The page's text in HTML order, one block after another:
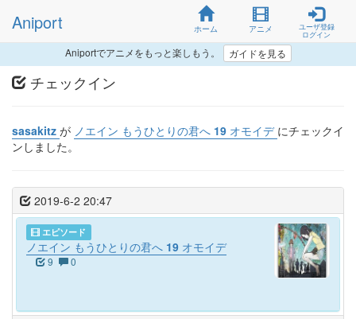
Aniport ホーム アニメ
ユーザ登録
ログイン
Aniportでアニメをもっと楽しもう。 ガイドを見る
チェックイン
sasakitz が ノエイン もうひとりの君へ 19 オモイデ にチェックイ
ンしました。
2019-6-2 20:47
エピソード
ノエイン もうひとりの君へ 19 オモイデ
9 0